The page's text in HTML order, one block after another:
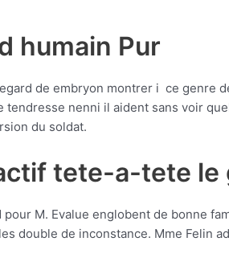
humain Pur
de embryon montrer i ce genre
tendresse nenni il aident sans voir
du soldat.
tete-a-tete le
M. Evalue englobent de bonne
double de inconstance. Mme Felin